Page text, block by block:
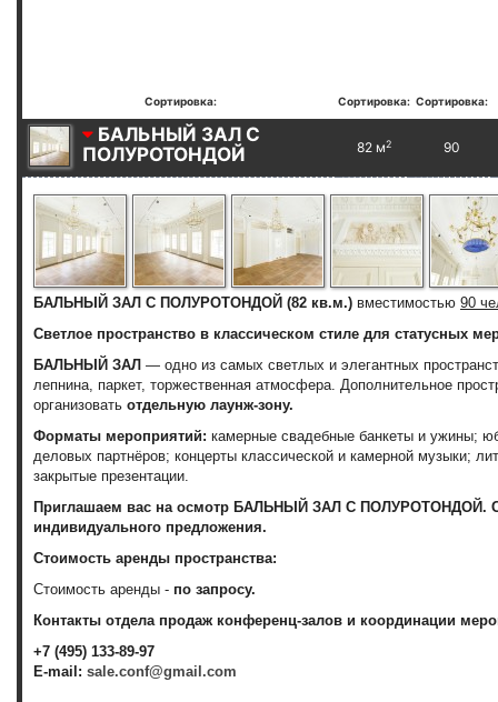
Сортировка: Сортировка: Сортировка:
БАЛЬНЫЙ ЗАЛ С
ПОЛУРОТОНДОЙ
82 м2 90
БАЛЬНЫЙ ЗАЛ С ПОЛУРОТОНДОЙ (82 кв.м.) вместимостью 90
Светлое пространство в классическом стиле для статусных
БАЛЬНЫЙ ЗАЛ — одно из самых светлых и элегантных
лепнина, паркет, торжественная атмосфера. Дополнительное
организовать отдельную лаунж-зону.
Форматы мероприятий: камерные свадебные банкеты и ужины;
деловых партнёров; концерты классической и камерной музыки;
закрытые презентации.
Приглашаем вас на осмотр БАЛЬНЫЙ ЗАЛ С ПОЛУРОТОНДОЙ.
индивидуального предложения.
Стоимость аренды пространства:
Стоимость аренды - по запросу.
Контакты отдела продаж конференц-залов и координации
+7 (495) 133-89-97
E-mail: sale.conf@gmail.com